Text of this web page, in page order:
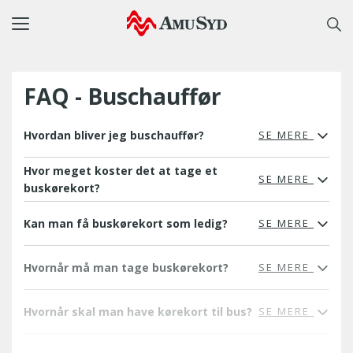
Toggle
FAQ - Buschauffør
Hvordan bliver jeg buschauffør? SE MERE
Hvor meget koster det at tage et
buskørekort?
SE MERE
Kan man få buskørekort som ledig? SE MERE
Hvornår må man tage buskørekort? SE MERE
Hvornår skal man have kørekort til bus? SE MERE